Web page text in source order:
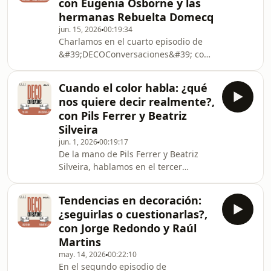
una tendencia pasajera: es una forma
de vivir muy nuestra. Hablamos de
luz, de artesanía y fibras vegetales, de
la manera de disfrutar en el exterior y
de la forma de llevar ese imaginario a
nuestras casas s
con Eugenia Osborne y las
hermanas Rebuelta Domecq
jun. 15, 202600:19:34
Charlamos en el cuarto episodio de
&#39;DECOConversaciones&#39; con
Cristina, de la manera en que la
naturaleza ha dejado de ser un
elemento decorativo puntual para
convertirse en una parte esencial de
la casa. Plantas, materiales orgánicos,
luz natural y la conexión interior-
exterior han transformado la forma
en que habitamos nuestros
Cuando el color habla: ¿qué
nos quiere decir realmente?,
con Pils Ferrer y Beatriz
Silveira
jun. 1, 202600:19:17
De la mano de Pils Ferrer y Beatriz
Silveira, hablamos en el tercer
Sklum de por qué nos atraen los
espacios coloridos, cómo afectan a la
percepción e, incluso, a la toma de
decisiones. También por qué muchas
marcas deco lo usan como ADN y qué
dice la tendencia dopamina de
Tendencias en decoración:
¿seguirlas o cuestionarlas?,
con Jorge Redondo y Raúl
Martins
may. 14, 202600:22:10
En el segundo episodio de